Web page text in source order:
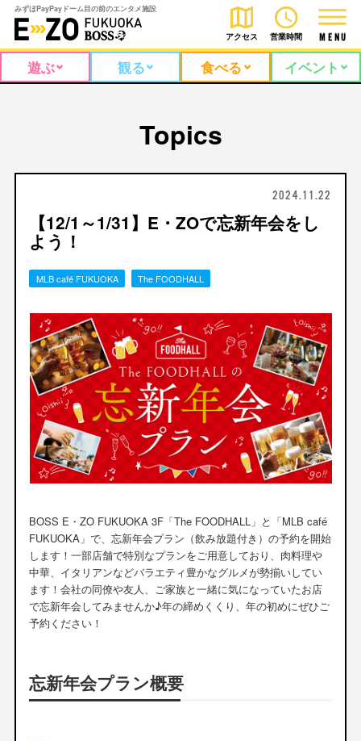
みずほPayPayドーム目の前のエンタメ施設
アクセス 営業時間 M E N U
遊ぶ 観る 食べる イベント
Topics
2024.11.22
【12/1～1/31】E・ZOで忘新年会をし
よう！
MLB café FUKUOKA The FOODHALL
BOSS E・ZO FUKUOKA 3F「The FOODHALL」と「MLB café
FUKUOKA」で、忘新年会プラン（飲み放題付き）の予約を開始
します！一部店舗で特別なプランをご用意しており、肉料理や
中華、イタリアンなどバラエティ豊かなグルメが勢揃いしてい
ます！会社の同僚や友人、ご家族と一緒に気になっていたお店
で忘新年会してみませんか♪年の締めくくり、年の初めにぜひご
予約ください！
忘新年会プラン概要